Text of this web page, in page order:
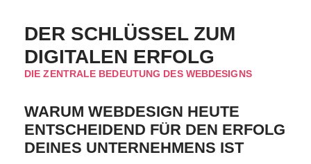
DER SCHLÜSSEL ZUM
DIGITALEN ERFOLG
DIE ZENTRALE BEDEUTUNG DES WEBDESIGNS
WARUM WEBDESIGN HEUTE
ENTSCHEIDEND FÜR DEN ERFOLG
DEINES UNTERNEHMENS IST